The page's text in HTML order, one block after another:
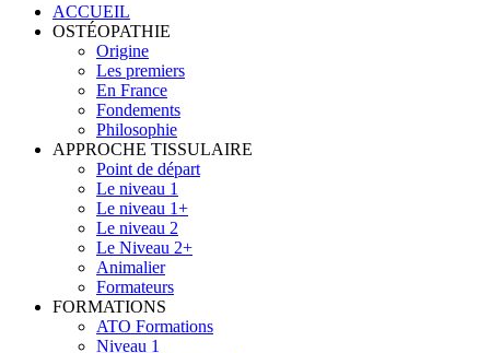
ACCUEIL
OSTÉOPATHIE
Origine
Les premiers
En France
Fondements
Philosophie
APPROCHE TISSULAIRE
Point de départ
Le niveau 1
Le niveau 1+
Le niveau 2
Le Niveau 2+
Animalier
Formateurs
FORMATIONS
ATO Formations
Niveau 1